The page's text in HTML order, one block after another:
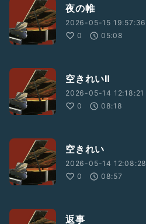
夜の帷
2026-05-15 19:57:36
0
05:08
空きれいⅡ
2026-05-14 12:18:21
0
08:18
空きれい
2026-05-14 12:08:28
0
08:57
返事